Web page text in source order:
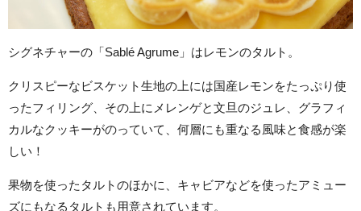
シグネチャーの「Sablé Agrume」はレモンのタルト。
クリスピーなビスケット生地の上には国産レモンをたっぷり使
ったフィリング、その上にメレンゲと文旦のジュレ、グラフィ
カルなクッキーがのっていて、何層にも重なる風味と食感が楽
しい！
果物を使ったタルトのほかに、キャビアなどを使ったアミュー
ズにもなるタルトも用意されています。